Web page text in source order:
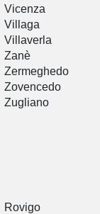
Vicenza
Villaga
Villaverla
Zanè
Zermeghedo
Zovencedo
Zugliano
Rovigo